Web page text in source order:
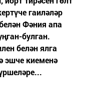
гаиләләр
Фәния апа
булган.
белән ялга
эшче киеменә